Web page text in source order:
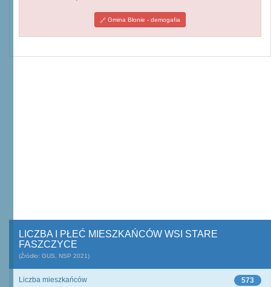
Gmina Błonie - demogafia
LICZBA I PŁEĆ MIESZKAŃCÓW WSI STARE
FASZCZYCE
(Źródło: GUS, NSP 2021)
573
Liczba mieszkańców